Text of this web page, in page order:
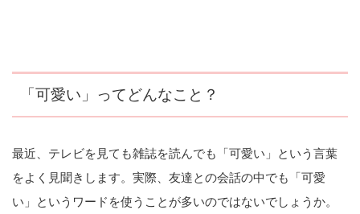
「可愛い」ってどんなこと？
最近、テレビを見ても雑誌を読んでも「可愛い」という言葉
をよく見聞きします。実際、友達との会話の中でも「可愛
い」というワードを使うことが多いのではないでしょうか。